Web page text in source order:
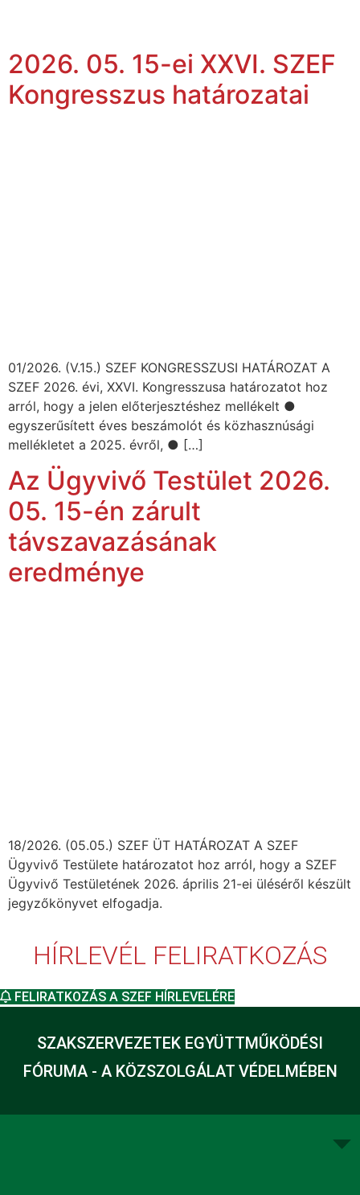
2026. 05. 15-ei XXVI. SZEF
Kongresszus határozatai
01/2026. (V.15.) SZEF KONGRESSZUSI HATÁROZAT A
SZEF 2026. évi, XXVI. Kongresszusa határozatot hoz
arról, hogy a jelen előterjesztéshez mellékelt ●
egyszerűsített éves beszámolót és közhasznúsági
mellékletet a 2025. évről, ● […]
Az Ügyvivő Testület 2026.
05. 15-én zárult
távszavazásának
eredménye
18/2026. (05.05.) SZEF ÜT HATÁROZAT A SZEF
Ügyvivő Testülete határozatot hoz arról, hogy a SZEF
Ügyvivő Testületének 2026. április 21-ei üléséről készült
jegyzőkönyvet elfogadja.
HÍRLEVÉL FELIRATKOZÁS
FELIRATKOZÁS A SZEF HÍRLEVELÉRE
SZAKSZERVEZETEK EGYÜTTMŰKÖDÉSI
FÓRUMA - A KÖZSZOLGÁLAT VÉDELMÉBEN